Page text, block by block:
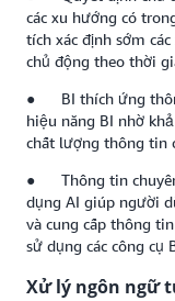
các xu hướng có
tích xác định sớm
chủ động theo thời
● BI thích ứng
hiệu năng BI nhờ
chất lượng thông tin
● Thông tin chuyên
dụng AI giúp người
và cung cấp thông
sử dụng các công cụ
Xử lý ngôn ngữ